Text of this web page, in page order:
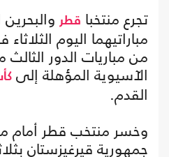
تجرع منتخبا قطر
مباراتيهما اليوم
من مباريات الدور
الآسيوية المؤهلة إلى
القدم.
وخسر منتخب قطر أمام
جمهورية قيرغيزستان